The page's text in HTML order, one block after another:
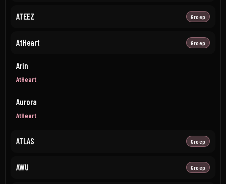
ATEEZ Groep
AtHeart Groep
Arin
AtHeart
Aurora
AtHeart
ATLAS Groep
AWU Groep